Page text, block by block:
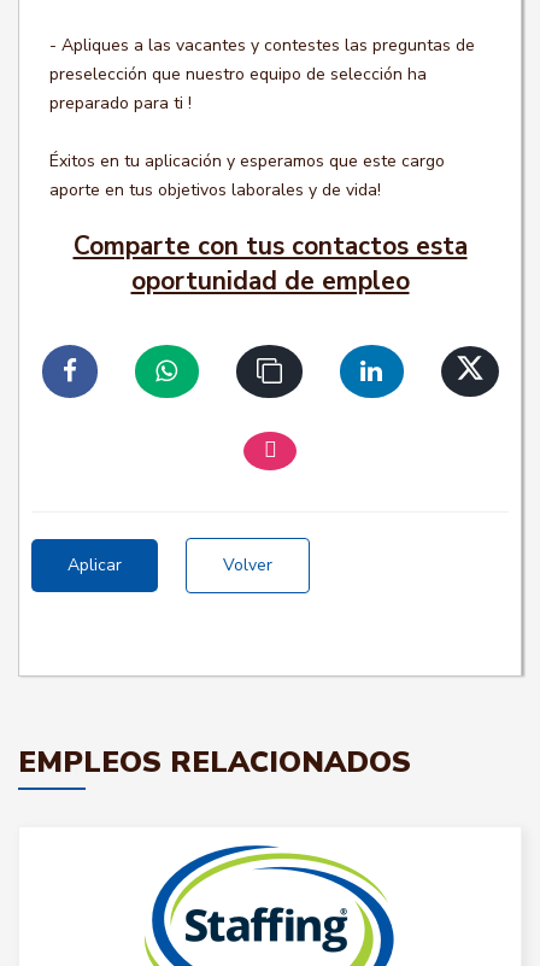
- Apliques a las vacantes y contestes las preguntas de
preselección que nuestro equipo de selección ha
preparado para ti !
Éxitos en tu aplicación y esperamos que este cargo
aporte en tus objetivos laborales y de vida!
Comparte con tus contactos esta
oportunidad de empleo
Aplicar Volver
EMPLEOS RELACIONADOS